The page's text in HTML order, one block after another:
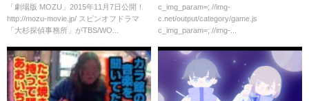
川照之さんからのメッセージ
（WOWOW）
「劇場版 MOZU」2015年11月7日公開！
http://mozu-movie.jp/ スピンオフドラマ
「大杉探偵事務所」がTBS/WO...
ｗｗｗｗ
c_img_param=; //img-
c.net/output/category/game.js
c_img_param=; //img-...